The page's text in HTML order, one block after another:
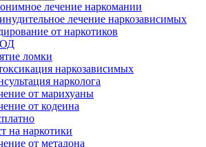
лечение наркомании
лечение наркозависимых
от наркотиков
ломки
наркозависимых
нарколога
от марихуаны
от кодеина
на наркотики
от метадона